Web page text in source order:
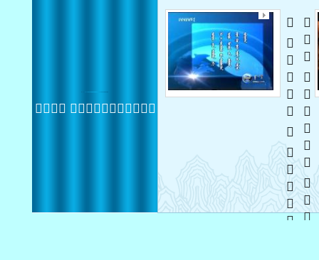
    
   